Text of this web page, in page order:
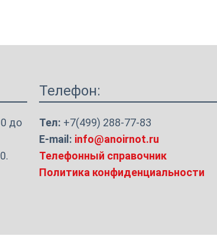
до
Телефон:
Тел: +7(499) 288-77-83
E-mail: info@anoirnot.ru
Телефонный справочник
Политика конфиденциальности